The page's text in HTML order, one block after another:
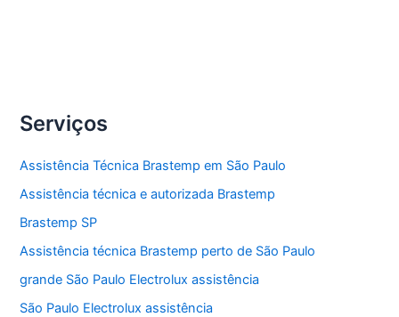
Serviços
Assistência Técnica Brastemp em São Paulo
Assistência técnica e autorizada Brastemp
Brastemp SP
Assistência técnica Brastemp perto de São Paulo
grande São Paulo Electrolux assistência
São Paulo Electrolux assistência